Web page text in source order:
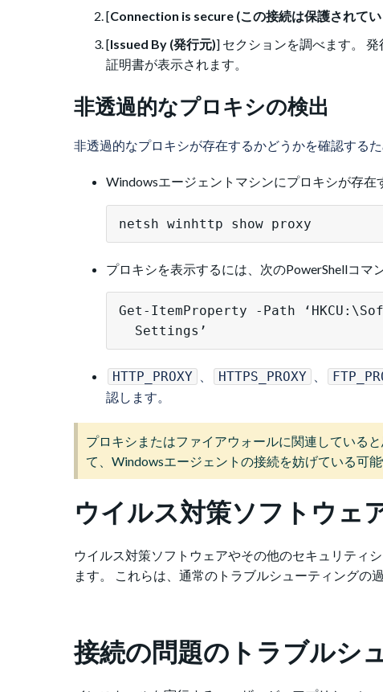
[Connection is secure (この接続は保護されて
[Issued By (発行元)] セクションを調べます。
証明書が表示されます。
非透過的なプロキシの検出
非透過的なプロキシが存在するかどうかを確認する
Windowsエージェントマシンにプロキシが存在
netsh winhttp show proxy
プロキシを表示するには、次のPowerShellコマ
Get-ItemProperty -Path
  Settings’
HTTP_PROXY HTTPS_PROXY
認します。
プロキシまたはファイアウォールに関連している
て、Windowsエージェントの接続を妨げている可
ウイルス対策ソフトウェ
ウイルス対策ソフトウェアやその他のセキュリティ
ます。 これらは、通常のトラブルシューティングの
接続の問題のトラブルシ